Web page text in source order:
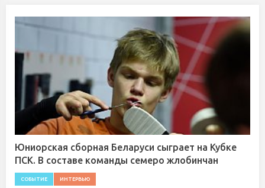
Юниорская сборная Беларуси сыграет на Кубке
ПСК. В составе команды семеро жлобинчан
СОБЫТИЕ ИНТЕРВЬЮ